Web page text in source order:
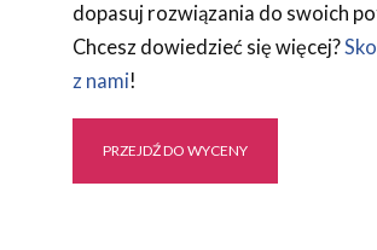
dopasuj rozwiązania do swoich
Chcesz dowiedzieć się więcej?
z nami!
PRZEJDŹ DO WYCENY